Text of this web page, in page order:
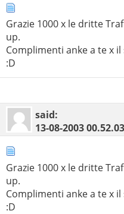
Grazie 1000 x le dritte
up.
Complimenti anke a te x
:D
said:
13-08-200300.52.03
Grazie 1000 x le dritte
up.
Complimenti anke a te x
:D